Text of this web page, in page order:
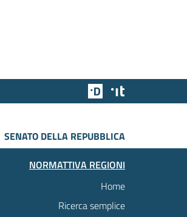
Team Digitale
SENATO DELLA REPUBBLICA
NORMATTIVA REGIONI
Home
Ricerca semplice